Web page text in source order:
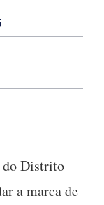
do Distrito
a marca de